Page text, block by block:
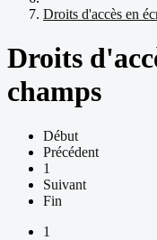
Droits d'accès en
Droits
champs
Début
Précédent
1
Suivant
Fin
1